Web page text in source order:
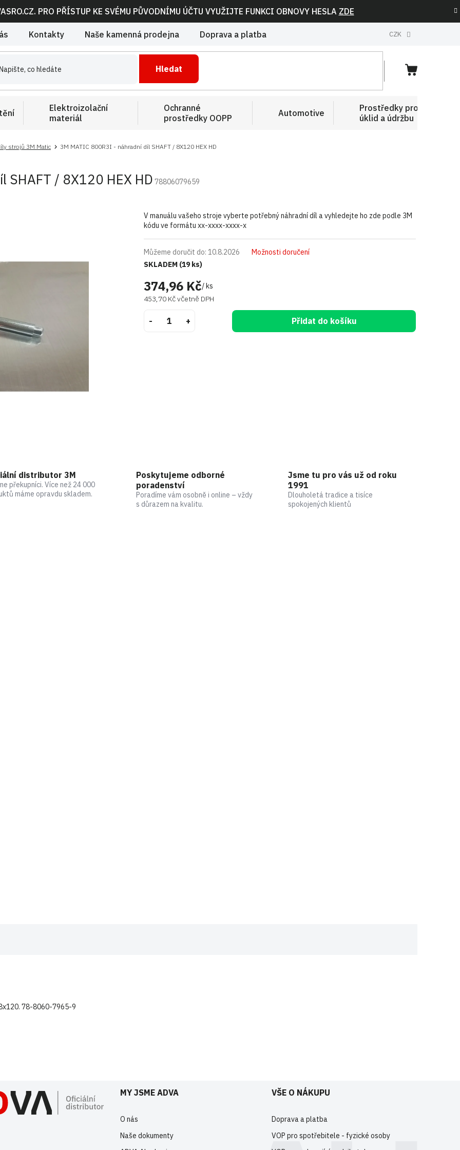
PRO PŘÍSTUP KE SVÉMU PŮVODNÍMU ÚČTU VYUŽIJTE FUNKCI OBNOVY HESLA ZDE
Kontakty Naše kamenná prodejna Doprava a platba CZK
Hledat
NÁKUPNÍ
Elektroizolační
materiál
Ochranné
prostředky OOPP
Automotive
Prostředky pro
úklid a údržbu
strojů 3M Matic 3M MATIC 800R3I - náhradní díl SHAFT / 8X120 HEX HD
/ 8X120 HEX HD 78806079659
374,96 Kč/ ks
453,70 Kč včetně DPH
SKLADEM (19 ks)
Můžeme doručit do: 10.8.2026 Možnosti doručení
Přidat do košíku
V manuálu vašeho stroje vyberte potřebný náhradní díl a vyhledejte ho zde podle 3M
kódu ve formátu xx-xxxx-xxxx-x
distributor 3M
překupníci. Více než 24 000
máme opravdu skladem.
Poskytujeme odborné
poradenství
Poradíme vám osobně i online – vždy
s důrazem na kvalitu.
Jsme tu pro vás už od roku
1991
Dlouholetá tradice a tisíce
spokojených klientů
78-8060-7965-9
MY JSME ADVA
O nás
Naše dokumenty
VŠE O NÁKUPU
Doprava a platba
VOP pro spotřebitele - fyzické osoby